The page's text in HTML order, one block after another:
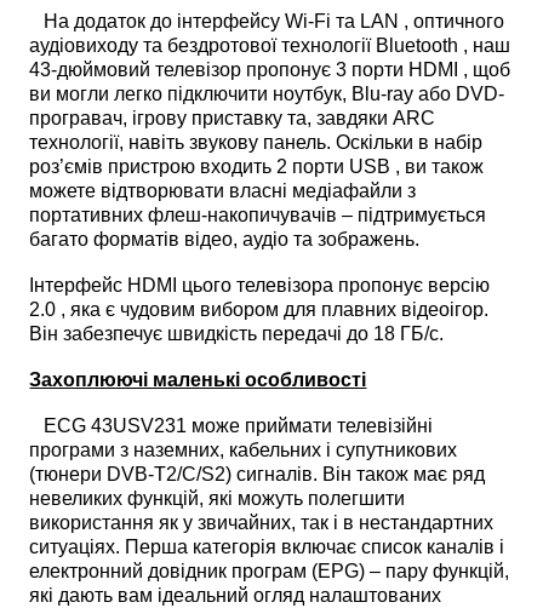
На додаток до інтерфейсу Wi-Fi та LAN , оптичного
аудіовиходу та бездротової технології Bluetooth , наш
43-дюймовий телевізор пропонує 3 порти HDMI , щоб
ви могли легко підключити ноутбук, Blu-ray або DVD-
програвач, ігрову приставку та, завдяки ARC
технології, навіть звукову панель. Оскільки в набір
роз’ємів пристрою входить 2 порти USB , ви також
можете відтворювати власні медіафайли з
портативних флеш-накопичувачів – підтримується
багато форматів відео, аудіо та зображень.
Інтерфейс HDMI цього телевізора пропонує версію
2.0 , яка є чудовим вибором для плавних відеоігор.
Він забезпечує швидкість передачі до 18 ГБ/с.
Захоплюючі маленькі особливості
ECG 43USV231 може приймати телевізійні
програми з наземних, кабельних і супутникових
(тюнери DVB-T2/C/S2) сигналів. Він також має ряд
невеликих функцій, які можуть полегшити
використання як у звичайних, так і в нестандартних
ситуаціях. Перша категорія включає список каналів і
електронний довідник програм (EPG) – пару функцій,
які дають вам ідеальний огляд налаштованих